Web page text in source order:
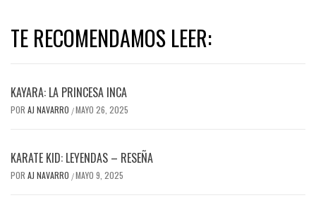
TE RECOMENDAMOS LEER:
KAYARA: LA PRINCESA INCA
POR AJ NAVARRO /MAYO 26, 2025
KARATE KID: LEYENDAS – RESEÑA
POR AJ NAVARRO /MAYO 9, 2025